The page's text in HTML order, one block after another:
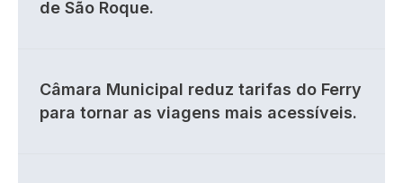
de São Roque.
Câmara Municipal reduz tarifas do Ferry
para tornar as viagens mais acessíveis.